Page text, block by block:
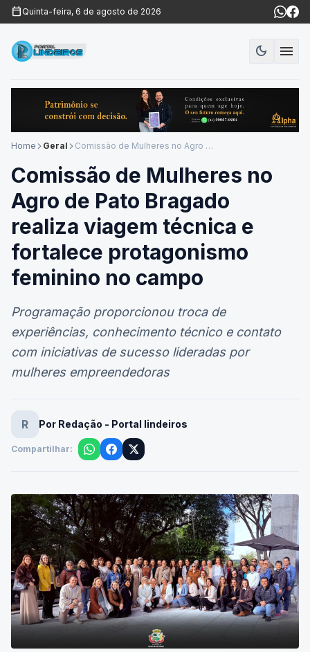
calendar_today Quinta-feira, 6 de agosto de 2026
dark_modeModo
menu
Home arrow_forward_ios Geral arrow_forward_ios Comissão de Mulheres no Agro de Pato Bragado realiza viagem técnica e fortalece protagonismo feminino no campo
Comissão de Mulheres no
Agro de Pato Bragado
realiza viagem técnica e
fortalece protagonismo
feminino no campo
Programação proporcionou troca de
experiências, conhecimento técnico e contato
com iniciativas de sucesso lideradas por
mulheres empreendedoras
R Por Redação - Portal lindeiros
Compartilhar: